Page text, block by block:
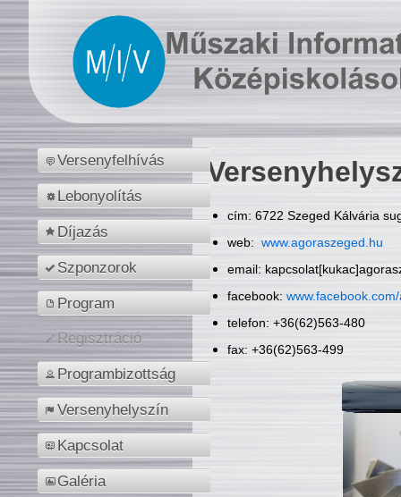
Versenyfelhívás
Lebonyolítás
Díjazás
Szponzorok
Program
Regisztráció
Programbizottság
Versenyhelyszín
Kapcsolat
Galéria
cím: 6722 Szeged Kálvária
web: www.agoraszeged.hu
email:
facebook:
telefon: +36(62)563-480
fax: +36(62)563-499